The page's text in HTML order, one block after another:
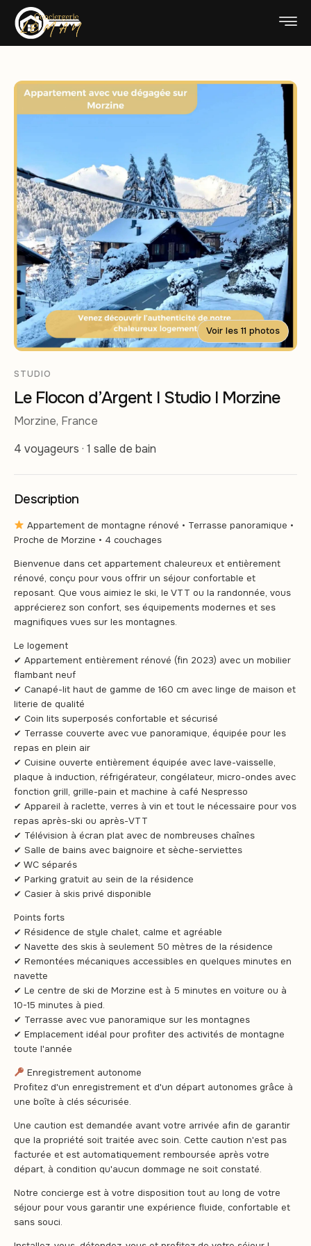
Voir les 11 photos
STUDIO
Le Flocon d’Argent I Studio I Morzine
Morzine, France
4 voyageurs · 1 salle de bain
Description
Appartement de montagne rénové • Terrasse panoramique •
Proche de Morzine • 4 couchages
Bienvenue dans cet appartement chaleureux et entièrement
rénové, conçu pour vous offrir un séjour confortable et
reposant. Que vous aimiez le ski, le VTT ou la randonnée, vous
apprécierez son confort, ses équipements modernes et ses
magnifiques vues sur les montagnes.
Le logement
✔ Appartement entièrement rénové (fin 2023) avec un mobilier
flambant neuf
✔ Canapé-lit haut de gamme de 160 cm avec linge de maison et
literie de qualité
✔ Coin lits superposés confortable et sécurisé
✔ Terrasse couverte avec vue panoramique, équipée pour les
repas en plein air
✔ Cuisine ouverte entièrement équipée avec lave-vaisselle,
plaque à induction, réfrigérateur, congélateur, micro-ondes avec
fonction grill, grille-pain et machine à café Nespresso
✔ Appareil à raclette, verres à vin et tout le nécessaire pour vos
repas après-ski ou après-VTT
✔ Télévision à écran plat avec de nombreuses chaînes
✔ Salle de bains avec baignoire et sèche-serviettes
✔ WC séparés
✔ Parking gratuit au sein de la résidence
✔ Casier à skis privé disponible
Points forts
✔ Résidence de style chalet, calme et agréable
✔ Navette des skis à seulement 50 mètres de la résidence
✔ Remontées mécaniques accessibles en quelques minutes en
navette
✔ Le centre de ski de Morzine est à 5 minutes en voiture ou à
10-15 minutes à pied.
✔ Terrasse avec vue panoramique sur les montagnes
✔ Emplacement idéal pour profiter des activités de montagne
toute l'année
Enregistrement autonome
Profitez d'un enregistrement et d'un départ autonomes grâce à
une boîte à clés sécurisée.
Une caution est demandée avant votre arrivée afin de garantir
que la propriété soit traitée avec soin. Cette caution n'est pas
facturée et est automatiquement remboursée après votre
départ, à condition qu'aucun dommage ne soit constaté.
Notre concierge est à votre disposition tout au long de votre
séjour pour vous garantir une expérience fluide, confortable et
sans souci.